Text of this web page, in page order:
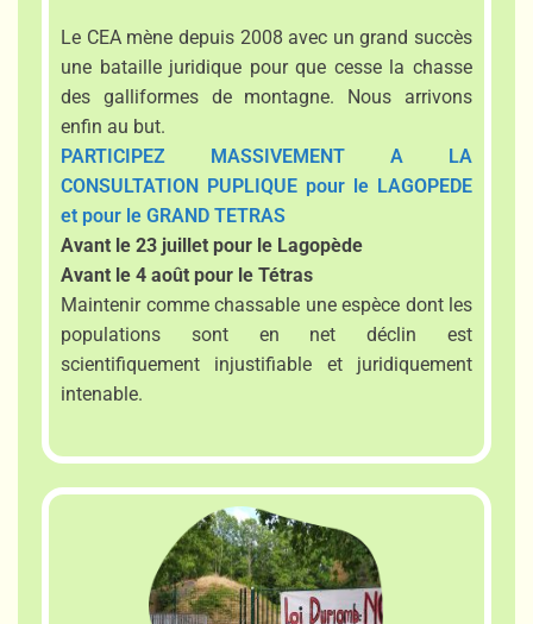
Le CEA mène depuis 2008 avec un grand succès
une bataille juridique pour que cesse la chasse
des galliformes de montagne. Nous arrivons
enfin au but.
PARTICIPEZ MASSIVEMENT A LA
CONSULTATION PUPLIQUE pour le LAGOPEDE
et pour le GRAND TETRAS
Avant le 23 juillet pour le Lagopède
Avant le 4 août pour le Tétras
Maintenir comme chassable une espèce dont les
populations sont en net déclin est
scientifiquement injustifiable et juridiquement
intenable.